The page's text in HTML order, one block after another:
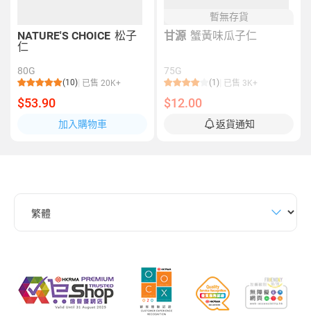
NATURE'S CHOICE 松子
仁
80G
(10) 已售 20K+
$53.90
加入購物車
暫無存貨
甘源 蟹黃味瓜子仁
75G
(1) 已售 3K+
$12.00
返貨通知